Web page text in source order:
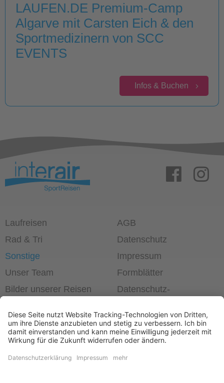
LAUFEN.DE Premium-Camp
Algarve mit Carsten Eich & den
Sportmedizinern von SCC
EVENTS
Infos & Buchen
Laufreisen
Rad & Tri
Sonstige
Unser Team
Bilder unserer Reisen
AGB
Datenschutz
Impressum
Formblätter
Datenschutz­
Laufend die Welt erleben! ®